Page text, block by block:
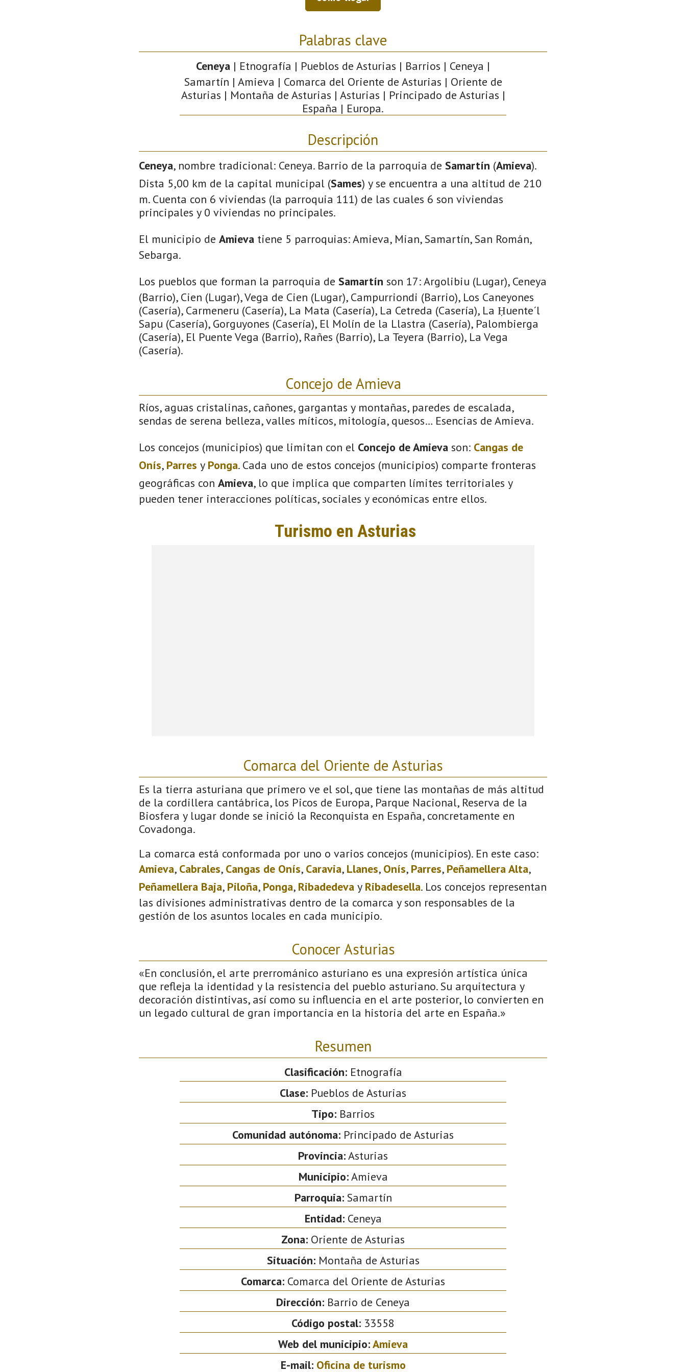
Palabras clave
Ceneya | Etnografía | Pueblos de Asturias | Barrios | Ceneya |
Samartín | Amieva | Comarca del Oriente de Asturias | Oriente de
Asturias | Montaña de Asturias | Asturias | Principado de Asturias |
España | Europa.
Descripción
Ceneya, nombre tradicional: Ceneya. Barrio de la parroquia de Samartín (Amieva).
Dista 5,00 km de la capital municipal (Sames) y se encuentra a una altitud de 210
m. Cuenta con 6 viviendas (la parroquia 111) de las cuales 6 son viviendas
principales y 0 viviendas no principales.
El municipio de Amieva tiene 5 parroquias: Amieva, Mian, Samartín, San Román,
Sebarga.
Los pueblos que forman la parroquia de Samartín son 17: Argolibiu (Lugar), Ceneya
(Barrio), Cien (Lugar), Vega de Cien (Lugar), Campurriondi (Barrio), Los Caneyones
(Casería), Carmeneru (Casería), La Mata (Casería), La Cetreda (Casería), La Ḥuente´l
Sapu (Casería), Gorguyones (Casería), El Molín de la Llastra (Casería), Palombierga
(Casería), El Puente Vega (Barrio), Rañes (Barrio), La Teyera (Barrio), La Vega
(Casería).
Concejo de Amieva
Ríos, aguas cristalinas, cañones, gargantas y montañas, paredes de escalada,
sendas de serena belleza, valles míticos, mitología, quesos… Esencias de Amieva.
Los concejos (municipios) que limitan con el Concejo de Amieva son: Cangas de
Onís, Parres y Ponga. Cada uno de estos concejos (municipios) comparte fronteras
geográficas con Amieva, lo que implica que comparten límites territoriales y
pueden tener interacciones políticas, sociales y económicas entre ellos.
Comarca del Oriente de Asturias
Es la tierra asturiana que primero ve el sol, que tiene las montañas de más altitud
de la cordillera cantábrica, los Picos de Europa, Parque Nacional, Reserva de la
Biosfera y lugar donde se inició la Reconquista en España, concretamente en
Covadonga.
La comarca está conformada por uno o varios concejos (municipios). En este caso:
Amieva, Cabrales, Cangas de Onís, Caravia, Llanes, Onís, Parres, Peñamellera Alta,
Peñamellera Baja, Piloña, Ponga, Ribadedeva y Ribadesella. Los concejos representan
las divisiones administrativas dentro de la comarca y son responsables de la
gestión de los asuntos locales en cada municipio.
Conocer Asturias
«En conclusión, el arte prerrománico asturiano es una expresión artística única
que refleja la identidad y la resistencia del pueblo asturiano. Su arquitectura y
decoración distintivas, así como su influencia en el arte posterior, lo convierten en
un legado cultural de gran importancia en la historia del arte en España.»
Resumen
Clasificación:Etnografía
Clase: Pueblos de Asturias
Tipo: Barrios
Comunidad autónoma: Principado de Asturias
Provincia:Asturias
Municipio:Amieva
Parroquia:Samartín
Entidad:Ceneya
Zona: Oriente de Asturias
Situación:Montaña de Asturias
Comarca: Comarca del Oriente de Asturias
Dirección: Barrio de Ceneya
Código postal: 33558
Web del municipio:Amieva
E-mail: Oficina de turismo